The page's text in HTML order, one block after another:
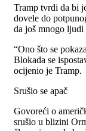
Tramp tvrdi da bi
dovele do
da još mnogo ljudi
“Ono što se
Blokada se
ocijenio je Tramp.
Srušio se apač
Govoreći o
srušio u blizini